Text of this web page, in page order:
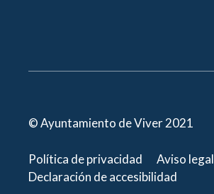
© Ayuntamiento de Viver 2021
Política de privacidad
Aviso legal
Declaración de accesibilidad